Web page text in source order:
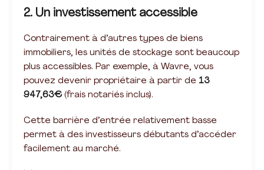
2. Un investissement accessible
Contrairement à d’autres types de biens
immobiliers, les unités de stockage sont beaucoup
plus accessibles. Par exemple, à Wavre, vous
pouvez devenir propriétaire à partir de 13
947,63€(frais notariés inclus).
Cette barrière d’entrée relativement basse
permet à des investisseurs débutants d’accéder
facilement au marché.